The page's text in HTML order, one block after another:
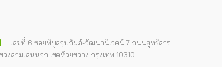
เลขที่ 6 ซอยพิบูลอุปถัมภ์-วัฒนานิเวศน์ 7 ถนนสุทธิสาร
วงสามเสนนอก เขตห้วยขวาง กรุงเทพ 10310